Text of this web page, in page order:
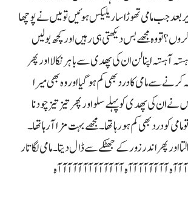
بعد جب مامی تھوڑا سا ریلیکس ہوئیں تو میں نے پوچھا
تو وہ مجھے بس دیکھتی ہی رہیں اور کچھ بولیں
آہستہ اپنا لن ان کی پھدی سے باہر نکالا اور پھر
سے مامی کا درد بھی کم ہو گیا اور وہ بھی میرا
ان کی پھدی کو پہلے سلو اور پھر تیز تیز چودنا
کو درد بھی کم ہو رہا تھا۔ مجھے بہت مزا آ رہا تھا۔
اور پھر اندر زور کے جھٹکے سے ڈال دیتا۔ مامی لگاتار
آآآآآآآآہ آآآآآآآآآآآآآہ